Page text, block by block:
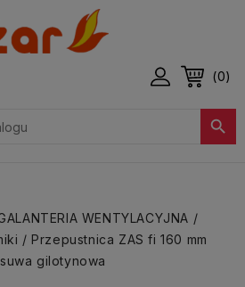
(0)

WENTYLACYJNA
Przepustnica ZAS fi 160 mm
gilotynowa